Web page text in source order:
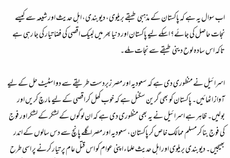
اب سوال یہ ہے کہ پاکستان کے مذہبی طبقے بریلوی، دیوبندی، اہل حدیث اور شیعہ سے کیسے
نجات حاصل کی جائے؟ اسکے لیے پاکستان اور دنیا بھر میں لبیک اقصی کی فضا تیار کی جا رہی ہے
تاکہ اس سادہ لوح دینی طبقے سے نجات ملے۔
اسرائیل نے منظوری دی ہے کہ سعودیہ اور مصر زبردست طریقے سے دو اسٹیٹ حل کے لیے
آواز اٹھائیں۔ پاکستان کو بھی گرین سگنل ہے کہ خوب کھل کر اقصی کے لیے مارچ کریں اور
بولیں۔ ظاہر ہے اسرائیل نے یہ بھی منظوری دی ہے کہ ان لوگوں کے لشکر کے لشکر اور فوج
کی فوج بنا کر مسلم ممالک خاص کر پاکستان، سعودیہ اور مصر اگلے پانچ سے دس سالوں کے اندر
بھیجیں۔ دیوبندی بریلوی اور اہل حدیث علماء اپنی عوام کو اس قتل عام پر تیار کرنے پر اسی طرح